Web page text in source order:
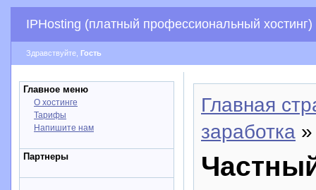
IPHosting (платный профессиональный хостинг)
Здравствуйте, Гость
Главное меню
О хостинге
Тарифы
Напишите нам
Партнеры
Главная
заработка